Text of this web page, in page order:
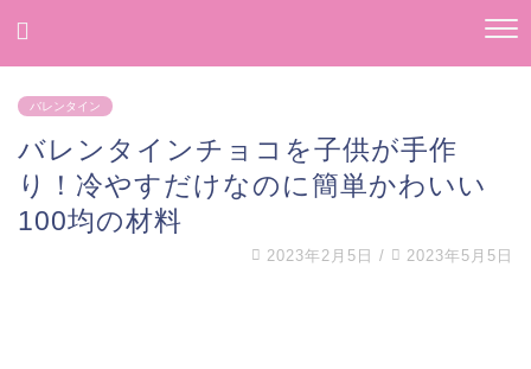
バレンタイン
バレンタインチョコを子供が手作
り！冷やすだけなのに簡単かわいい
100均の材料
2023年2月5日 / 2023年5月5日